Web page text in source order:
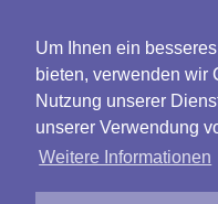
Um Ihnen ein
bieten, verwenden wir
Nutzung unserer
unserer Verwendung
Weitere Informationen